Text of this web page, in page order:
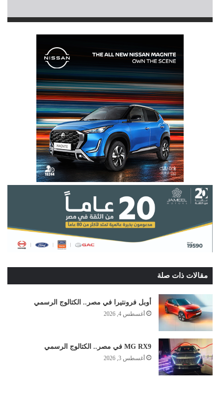
مقالات ذات صلة
أوبل فرونتيرا في مصر.. الكتالوج الرسمي
أغسطس 4, 2026
MG RX9 في مصر.. الكتالوج الرسمي
أغسطس 3, 2026